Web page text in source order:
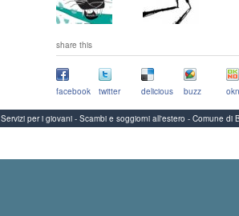
share this
facebook twitter delicious buzz
Servizi per i giovani - Scambi e soggiorni all'estero - Comune